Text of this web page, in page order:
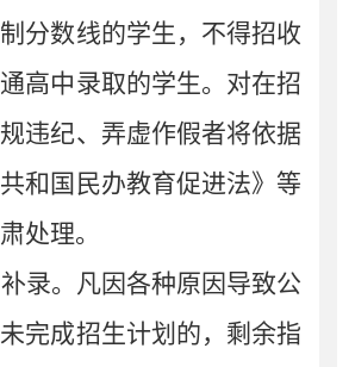
分数线的学生，不得招收
高中录取的学生。 对在招
违纪、弄虚作假者将依据
共和国民办教育促进法》等
处理。
录。 凡因各种原因导致公
完成招生计划的，剩余指